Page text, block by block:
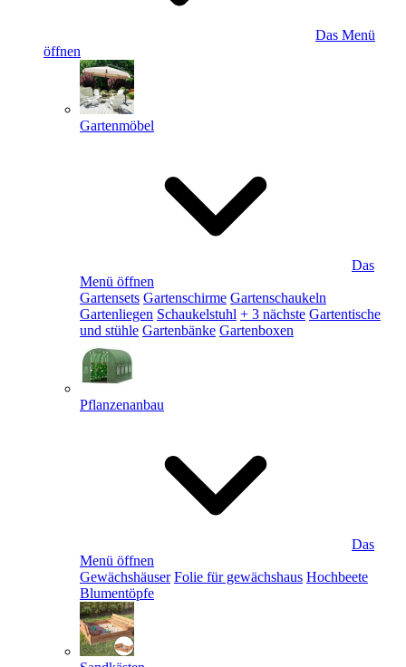
Das Menü
öffnen
Gartenmöbel
Das
Menü öffnen
Gartensets Gartenschirme Gartenschaukeln
Gartenliegen Schaukelstuhl + 3 nächste Gartentische
und stühle Gartenbänke Gartenboxen
Pflanzenanbau
Das
Menü öffnen
Gewächshäuser Folie für gewächshaus Hochbeete
Blumentöpfe